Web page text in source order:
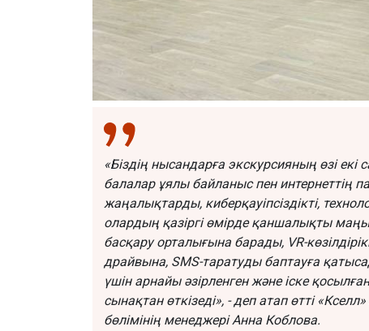
«Біздің нысандарға экскурсияның өзі
балалар ұялы байланыс пен интернеттің
жаңалықтарды, киберқауіпсіздікті,
олардың қазіргі өмірде қаншалықты
басқару орталығына барады, VR-
драйвына, SMS-таратуды баптауға
үшін арнайы әзірленген және іске
сынақтан өткізеді», - деп атап өтті
бөлімінің менеджері Анна Коблова.